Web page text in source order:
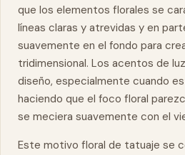
que los elementos florales se
líneas claras y atrevidas y en
suavemente en el fondo para
tridimensional. Los acentos de
diseño, especialmente cuando
haciendo que el foco floral
se meciera suavemente con el
Este motivo floral de tatuaje se